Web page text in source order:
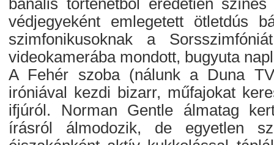
banális történetből eredetien
védjegyeként emlegetett ötletdús
szimfonikusoknak a
videokamerába mondott, bugyuta
A Fehér szoba (nálunk a Duna
iróniával kezdi bizarr, műfajokat
ifjúról. Norman Gentle álmatag
írásról álmodozik, de egyetlen